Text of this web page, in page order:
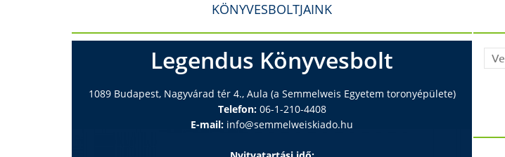
KÖNYVESBOLTJAINK
Legendus Könyvesbolt
1089 Budapest, Nagyvárad tér 4., Aula (a Semmelweis Egyetem toronyépülete)
Telefon:06-1-210-4408
E-mail: info@semmelweiskiado.hu